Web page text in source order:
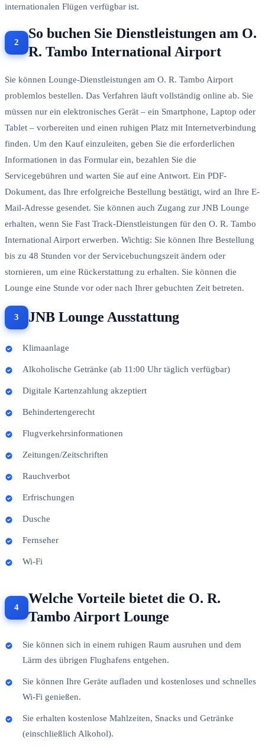
internationalen Flügen verfügbar ist.
So buchen Sie Dienstleistungen am O.
R. Tambo International Airport
Sie können Lounge-Dienstleistungen am O. R. Tambo Airport
problemlos bestellen. Das Verfahren läuft vollständig online ab. Sie
müssen nur ein elektronisches Gerät – ein Smartphone, Laptop oder
Tablet – vorbereiten und einen ruhigen Platz mit Internetverbindung
finden. Um den Kauf einzuleiten, geben Sie die erforderlichen
Informationen in das Formular ein, bezahlen Sie die
Servicegebühren und warten Sie auf eine Antwort. Ein PDF-
Dokument, das Ihre erfolgreiche Bestellung bestätigt, wird an Ihre E-
Mail-Adresse gesendet. Sie können auch Zugang zur JNB Lounge
erhalten, wenn Sie Fast Track-Dienstleistungen für den O. R. Tambo
International Airport erwerben. Wichtig: Sie können Ihre Bestellung
bis zu 48 Stunden vor der Servicebuchungszeit ändern oder
stornieren, um eine Rückerstattung zu erhalten. Sie können die
Lounge eine Stunde vor oder nach Ihrer gebuchten Zeit betreten.
JNB Lounge Ausstattung
Klimaanlage
Alkoholische Getränke (ab 11:00 Uhr täglich verfügbar)
Digitale Kartenzahlung akzeptiert
Behindertengerecht
Flugverkehrsinformationen
Zeitungen/Zeitschriften
Rauchverbot
Erfrischungen
Dusche
Fernseher
Wi-Fi
Welche Vorteile bietet die O. R.
Tambo Airport Lounge
Sie können sich in einem ruhigen Raum ausruhen und dem
Lärm des übrigen Flughafens entgehen.
Sie können Ihre Geräte aufladen und kostenloses und schnelles
Wi-Fi genießen.
Sie erhalten kostenlose Mahlzeiten, Snacks und Getränke
(einschließlich Alkohol).